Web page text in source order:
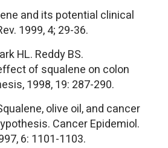
and its potential clinical
1999, 4; 29-36.
HL. Reddy BS.
of squalene on colon
1998, 19: 287-290.
olive oil, and cancer
Cancer Epidemiol.
6: 1101-1103.